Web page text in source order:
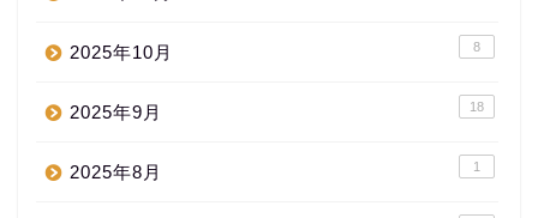
2025年10月 8
2025年9月 18
2025年8月 1